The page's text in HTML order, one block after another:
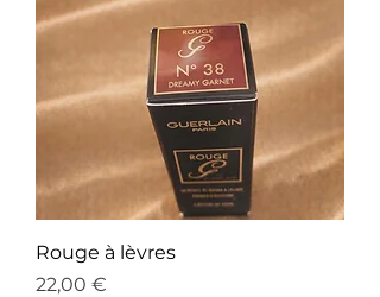
Rouge à lèvres
Prix
22,00 €